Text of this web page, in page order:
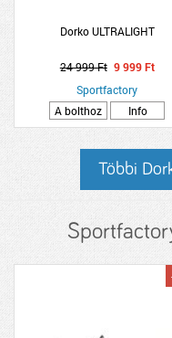
Dorko ULTRALIGHT
24 999 Ft 9 999 Ft
Sportfactory
A bolthoz
Info
Többi